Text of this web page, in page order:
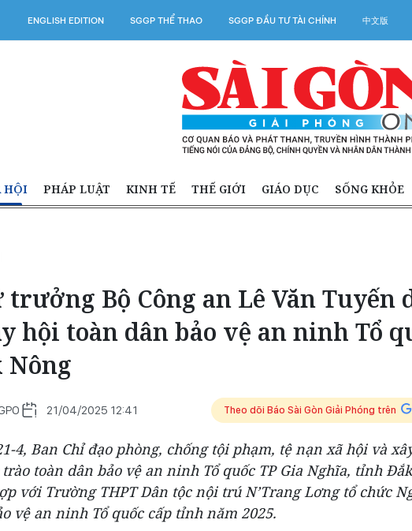
ENGLISH EDITION SGGP THỂ THAO SGGP ĐẦU TƯ TÀI CHÍNH 中文版
HỘI PHÁP LUẬT KINH TẾ THẾ GIỚI GIÁO DỤC SỐNG KHỎE
trưởng Bộ Công an Lê Văn Tuyến
hội toàn dân bảo vệ an ninh Tổ
Nông
21/04/2025 12:41 Theo dõi Báo Sài Gòn Giải Phóng trên
4, Ban Chỉ đạo phòng, chống tội phạm, tệ nạn xã hội và
toàn dân bảo vệ an ninh Tổ quốc TP Gia Nghĩa, tỉnh
với Trường THPT Dân tộc nội trú N’Trang Lơng tổ chức
vệ an ninh Tổ quốc cấp tỉnh năm 2025.